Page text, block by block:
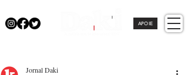
APOIE
Jornal Daki